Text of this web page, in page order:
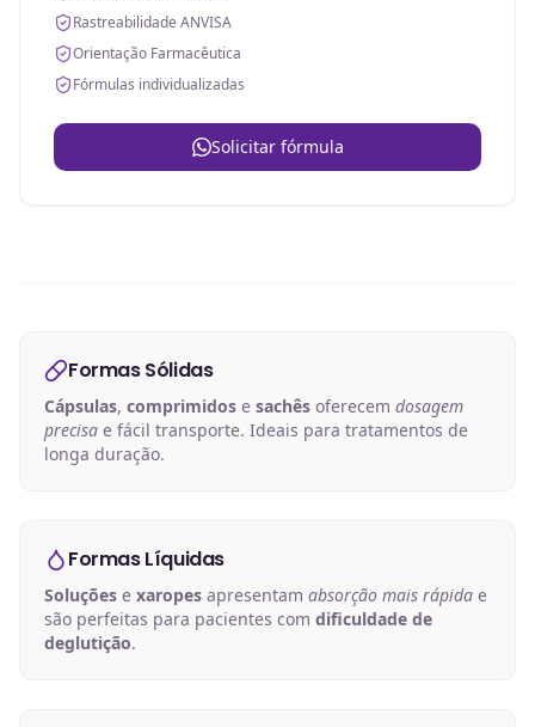
Rastreabilidade ANVISA
Orientação Farmacêutica
Fórmulas individualizadas
Solicitar fórmula
Formas Sólidas
Cápsulas, comprimidos e sachês oferecem dosagem
precisa e fácil transporte. Ideais para tratamentos de
longa duração.
Formas Líquidas
Soluções e xaropes apresentam absorção mais rápida e
são perfeitas para pacientes com dificuldade de
deglutição.